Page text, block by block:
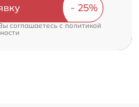
соглашаетесь cполитикой